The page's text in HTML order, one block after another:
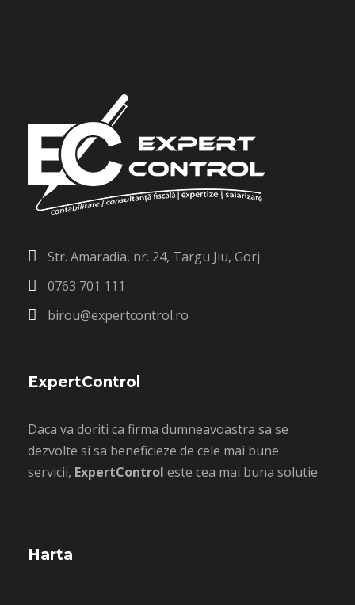
Str. Amaradia, nr. 24, Targu Jiu, Gorj
0763 701 111
birou@expertcontrol.ro
ExpertControl
Daca va doriti ca firma dumneavoastra sa se
dezvolte si sa beneficieze de cele mai bune
servicii, ExpertControl este cea mai buna solutie
Harta